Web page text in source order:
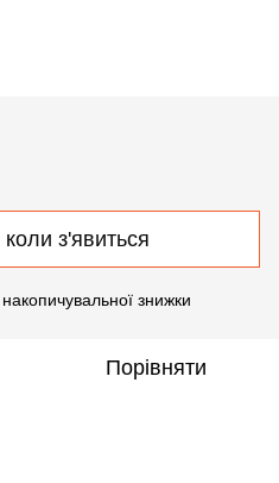
з'явиться
знижки
Порівняти